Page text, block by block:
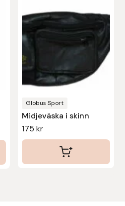
Globus Sport
Midjeväska i skinn
175 kr